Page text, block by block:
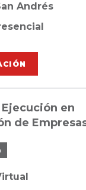
Andrés
en
de